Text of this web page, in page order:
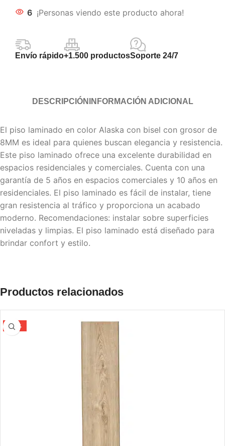
6 ¡Personas viendo este producto ahora!
Envío rápido+1.500 productosSoporte 24/7
DESCRIPCIÓN INFORMACIÓN ADICIONAL
El piso laminado en color Alaska con bisel con grosor de
8MM es ideal para quienes buscan elegancia y resistencia.
Este piso laminado ofrece una excelente durabilidad en
espacios residenciales y comerciales. Cuenta con una
garantía de 5 años en espacios comerciales y 10 años en
residenciales. El piso laminado es fácil de instalar, tiene
gran resistencia al tráfico y proporciona un acabado
moderno. Recomendaciones: instalar sobre superficies
niveladas y limpias. El piso laminado está diseñado para
brindar confort y estilo.
Productos relacionados
-33%